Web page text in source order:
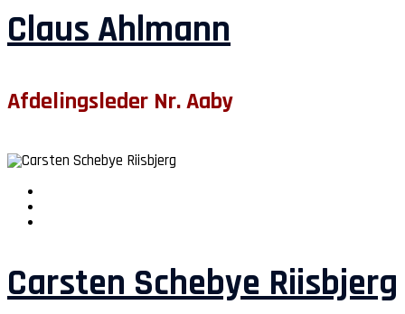
Claus Ahlmann
Afdelingsleder Nr. Aaby
Carsten Schebye Riisbjerg